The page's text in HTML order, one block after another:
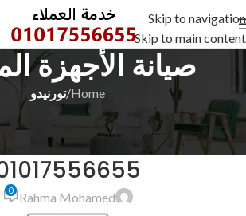
Skip to navigation
Skip to main content
صيانة الأجهزة
Home
/تورنيدو
تورنيدو
رقم صيانة سخانات
Rahma Mohamed
0